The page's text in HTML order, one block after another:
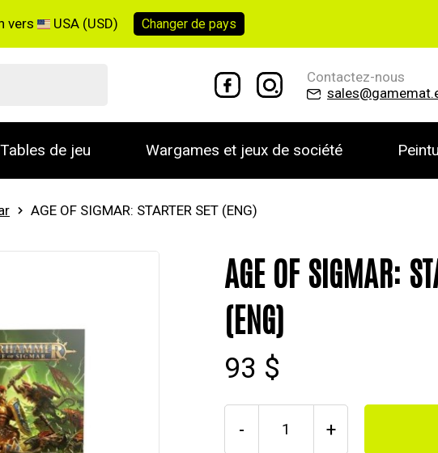
vers USA (USD) Changer depays
Contactez-nous
Tables de jeu Wargames et jeux de société
AGE OF SIGMAR: STARTER SET (ENG)
AGE OF SIGMAR:
(ENG)
93 $
- +